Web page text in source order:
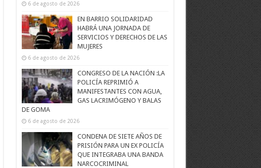
6 de agosto de 2026
EN BARRIO SOLIDARIDAD
HABRÁ UNA JORNADA DE
SERVICIOS Y DERECHOS DE LAS
MUJERES
6 de agosto de 2026
CONGRESO DE LA NACIÓN :LA
POLICÍA REPRIMIÓ A
MANIFESTANTES CON AGUA,
GAS LACRIMÓGENO Y BALAS
DE GOMA
6 de agosto de 2026
CONDENA DE SIETE AÑOS DE
PRISIÓN PARA UN EX POLICÍA
QUE INTEGRABA UNA BANDA
NARCOCRIMINAL